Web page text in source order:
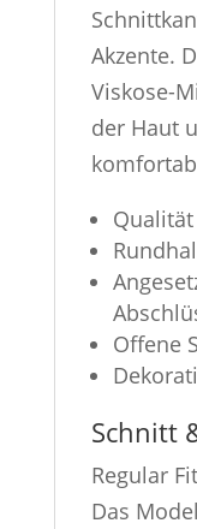
Akzente.
Viskose-
der Haut
Offene
Schnitt
Regular Fit
Das